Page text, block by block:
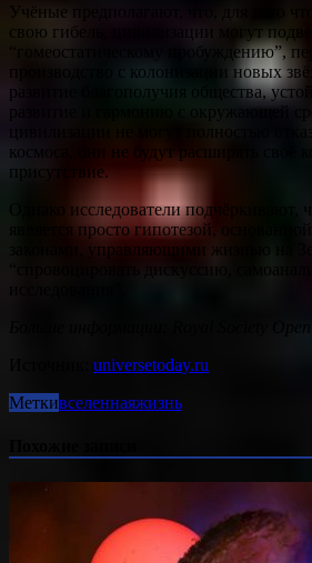
Учёные предполагают, что, для того
свою гибель, цивилизации могут
“гомеостатическому пробуждению”,
производство с колонизации новых
развитие благополучия общества,
развитие и гармонию с окружающей
цивилизации не могут полностью
космоса, они не будут расширять своё
присутствие.
Однако исследователи подчёркивают,
является просто гипотезой,
законами, управляющими жизнью на
“спровоцировать дискуссию,
universetoday.ru
Меткивселеннаяжизнь